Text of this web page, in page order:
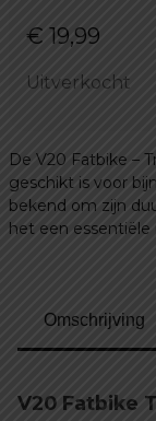
€ 19,99
Uitverkocht
De V20 Fatbike –
geschikt is voor
bekend om zijn
het een essentiële
Omschrijving
V20 Fatbike